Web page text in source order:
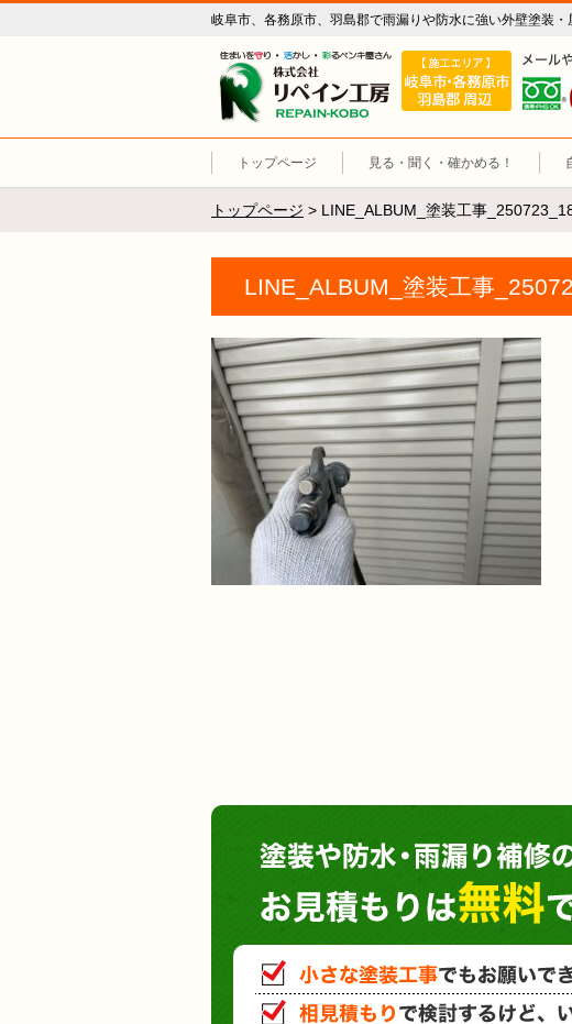
岐阜市、各務原市、羽島郡で雨漏りや防水に強い外壁塗装
リペイン工房（外
施工エ
トップページ 見る・聞く・確かめる！
トップページ > LINE_ALBUM_塗装工事
LINE_ALBUM_塗装工事